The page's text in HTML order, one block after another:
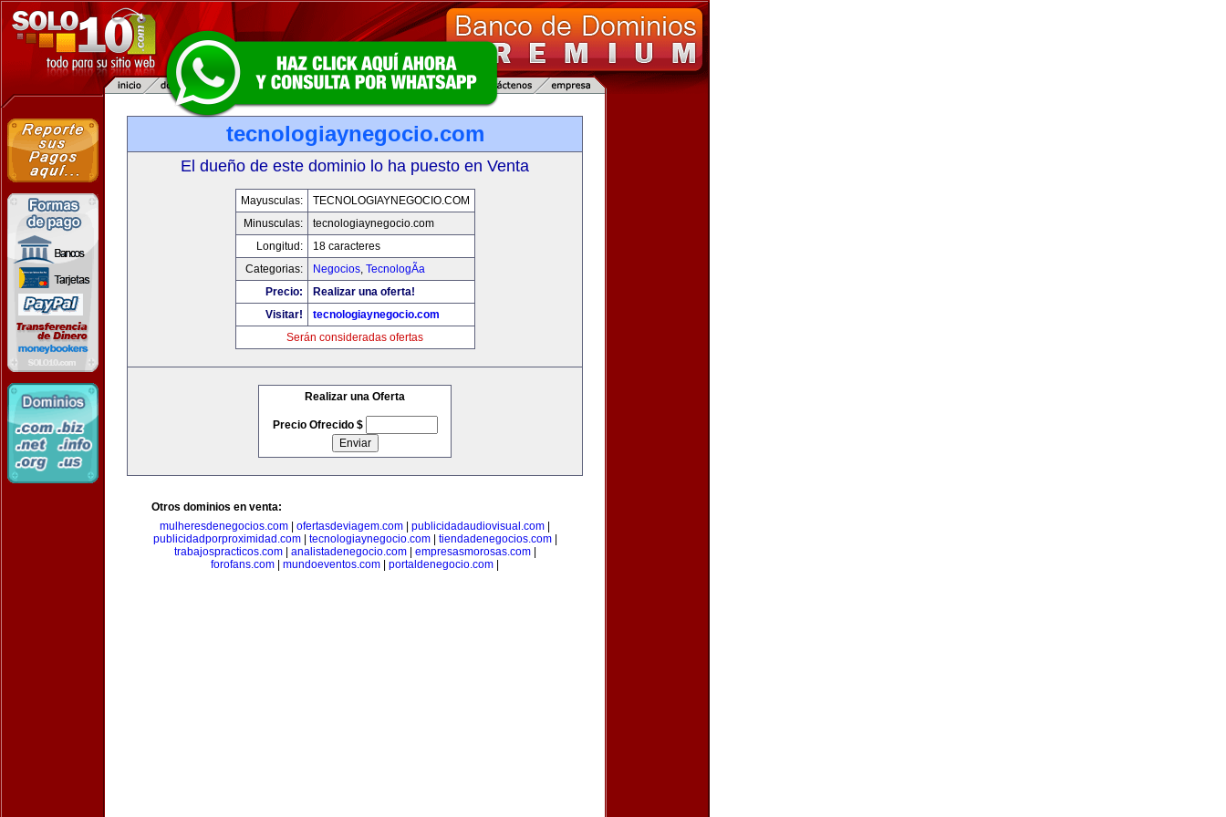
tecnologiaynegocio.com
El dueño de este dominio lo ha puesto en Venta
Mayusculas:
TECNOLOGIAYNEGOCIO.COM
Minusculas:
tecnologiaynegocio.com
Longitud:
18 caracteres
Categorias:
Negocios, TecnologÃ­a
Precio:
Realizar una oferta!
Visitar!
tecnologiaynegocio.com
Serán consideradas ofertas
Realizar una Oferta
Precio Ofrecido $
Otros dominios en venta:
mulheresdenegocios.com
ofertasdeviagem.com publicidadaudiovisual.com
publicidadporproximidad.com| tecnologiaynegocio.com| tiendadenegocios.com|
trabajospracticos.com| analistadenegocio.com| empresasmorosas.com|
forofans.com
mundoeventos.com portaldenegocio.com